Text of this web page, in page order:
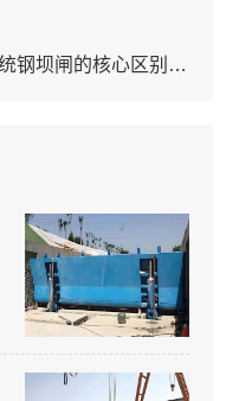
景观钢坝闸设计规范详解：与传统钢坝闸的核心区别及实操要点